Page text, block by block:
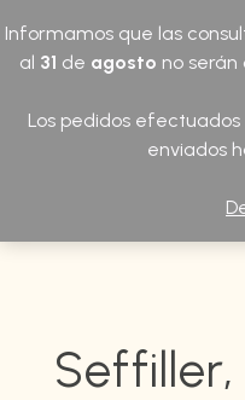
932 892 131
Informamos que las
al 31 de agosto no
Los pedidos efectuados
enviados